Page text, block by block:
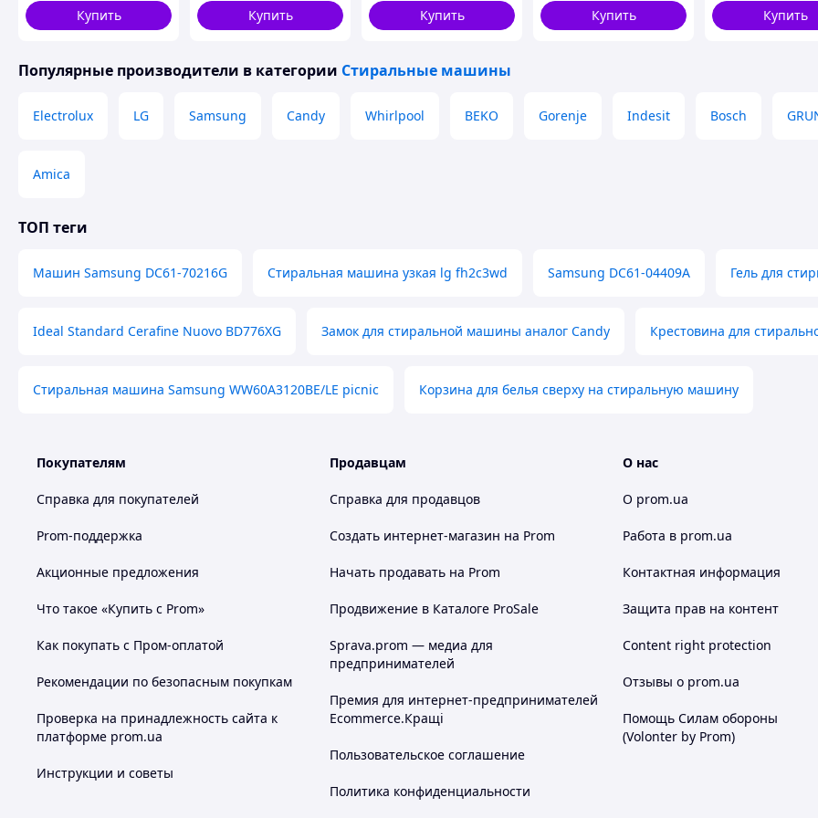
Похожие товары по характеристикам
Купить
Купить
Купить
Купить
отжимом, RYH
Купить
Популярные производители в категории Стиральные машины
Electrolux LG Samsung Candy Whirlpool BEKO Gorenje Indesit Bosch
Amica
ТОП теги
Машин Samsung DC61-70216G Стиральная машина узкая lg fh2c3wd Samsung DC61-04409A Гель для
Ideal Standard Cerafine Nuovo BD776XG Замок для стиральной машины аналог Candy Крестовина для
Стиральная машина Samsung WW60A3120BE/LE picnic Корзина для белья сверху на стиральную машину
Покупателям
Справка для покупателей
Prom-поддержка
Акционные предложения
Что такое «Купить с Prom»
Как покупать с Пром-оплатой
Рекомендации по безопасным покупкам
Проверка на принадлежность сайта к
платформе prom.ua
Инструкции и советы
Продавцам
Справка для продавцов
Создать интернет-магазин на Prom
Начать продавать на Prom
Продвижение в Каталоге ProSale
Sprava.prom — медиа для
предпринимателей
Премия для интернет-предпринимателей
Ecommerce.Кращі
Пользовательское соглашение
Политика конфиденциальности
О нас
О prom.ua
Работа в prom.ua
Контактная информация
Защита прав на контент
Content right protection
Отзывы о prom.ua
Помощь Силам обороны
(Volonter by Prom)